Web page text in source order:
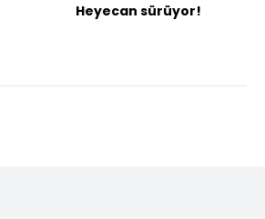
Heyecan sürüyor!